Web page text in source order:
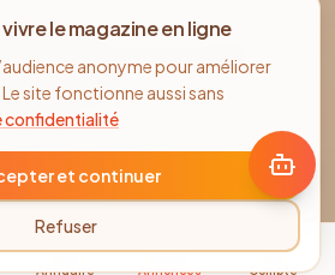
occasion
Compiègne
le magazine en ligne
anonyme pour améliorer
site fonctionne aussi sans
confidentialité
Refuser
et continuer
Annuaire Annonces Compte